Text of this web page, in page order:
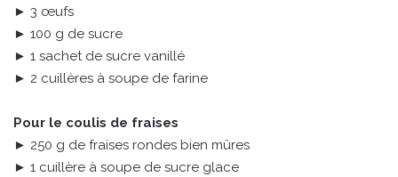
► 3 œufs
► 100 g de sucre
► 1 sachet de sucre vanillé
► 2 cuillères à soupe de farine
Pour le coulis de fraises
► 250 g de fraises rondes bien mûres
► 1 cuillère à soupe de sucre glace